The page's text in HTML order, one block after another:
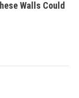
Walls Could